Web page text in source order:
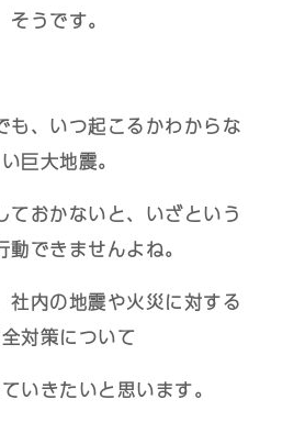
そうです。
も、いつ起こるかわからな
い巨大地震。
ておかないと、いざという
動できませんよね。
社内の地震や火災に対する
対策について
いきたいと思います。